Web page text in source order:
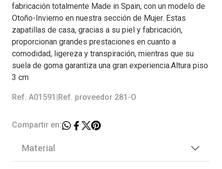
fabricación totalmente Made in Spain, con un modelo de
Otoño-Invierno en nuestra sección de Mujer. Estas
zapatillas de casa, gracias a su piel y fabricación,
proporcionan grandes prestaciones en cuanto a
comodidad, ligereza y transpiración, mientras que su
suela de goma garantiza una gran experiencia.Altura piso
3 cm
Ref. A01591 Ref. proveedor 281-O
Compartir en:
Material